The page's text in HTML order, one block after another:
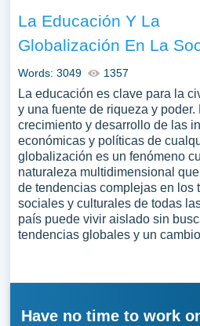
La Educación Y La
Globalización En La
Words: 3049 1357
La educación es clave para la
y una fuente de riqueza y
crecimiento y desarrollo de las
económicas y políticas de
globalización es un fenómeno
naturaleza multidimensional
de tendencias complejas en los
sociales y culturales de todas
país puede vivir aislado sin
tendencias globales y un
Have no time to work